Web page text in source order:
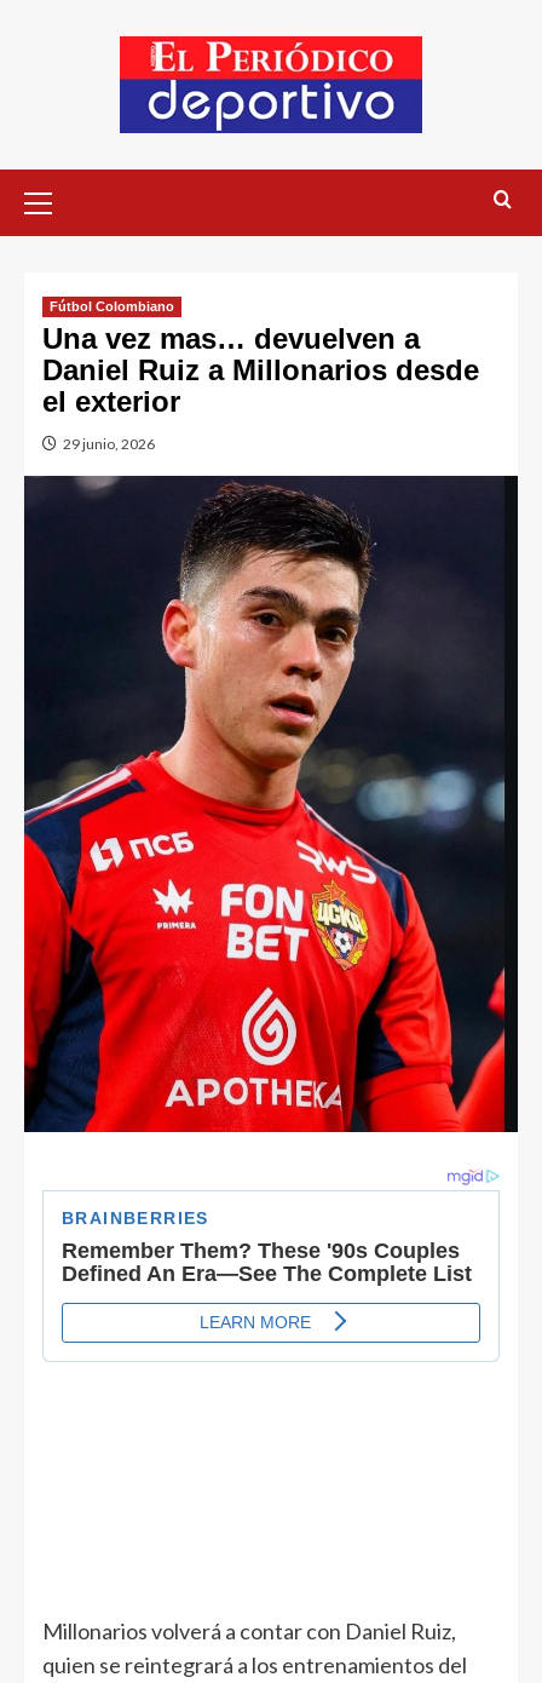
Fútbol Colombiano
Una vez mas… devuelven a
Daniel Ruiz a Millonarios desde
el exterior
29 junio, 2026
Millonarios volverá a contar con Daniel Ruiz,
quien se reintegrará a los entrenamientos del